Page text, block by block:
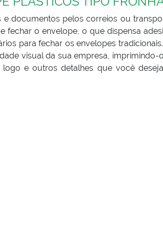
documentos pelos correios ou
o envelope, o que dispensa
para fechar os envelopes
visual da sua empresa, imprimindo-
e outros detalhes que você